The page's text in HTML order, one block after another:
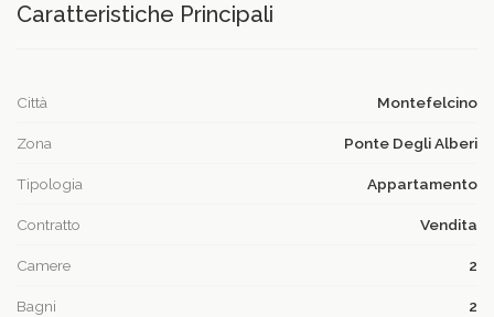
Caratteristiche Principali
Città Montefelcino
Zona Ponte Degli Alberi
Tipologia Appartamento
Contratto Vendita
Camere 2
Bagni 2